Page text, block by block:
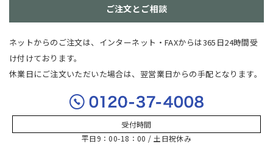
ご注文とご相談
ネットからのご注文は、インターネット・FAXからは365日24時間受
け付けております。
休業日にご注文いただいた場合は、翌営業日からの手配となります。
受付時間
平日9：00-18：00 / 土日祝休み